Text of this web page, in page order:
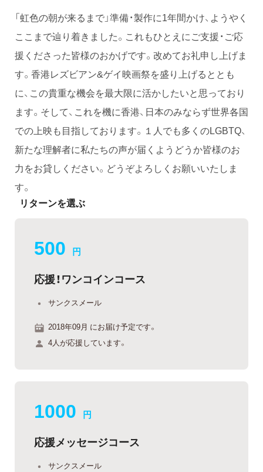
「虹色の朝が来るまで」準備・製作に1年間かけ、ようやく
ここまで辿り着きました。これもひとえにご支援・ご応
援くださった皆様のおかげです。改めてお礼申し上げま
す。香港レズビアン&ゲイ映画祭を盛り上げるととも
に、この貴重な機会を最大限に活かしたいと思っており
ます。そして、これを機に香港、日本のみならず世界各国
での上映も目指しております。１人でも多くのLGBTQ、
新たな理解者に私たちの声が届くようどうか皆様のお
力をお貸しください。どうぞよろしくお願いいたしま
す。
リターンを選ぶ
500 円
応援！ワンコインコース
サンクスメール
2018年09月 にお届け予定です。
4人が応援しています。
1000 円
応援メッセージコース
サンクスメール